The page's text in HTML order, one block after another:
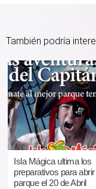
También podría
Isla Mágica ultima los
preparativos para abrir
parque el 20 de Abril